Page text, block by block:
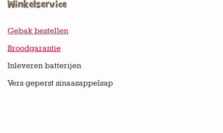
Winkelservice
Gebak bestellen
Broodgarantie
Inleveren batterijen
Vers geperst sinaasappelsap